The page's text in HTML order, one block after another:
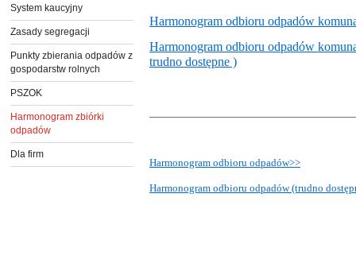
System kaucyjny
Zasady segregacji
Punkty zbierania odpadów z
gospodarstw rolnych
PSZOK
Harmonogram zbiórki
odpadów
Dla firm
Harmonogram odbioru odpadów
Harmonogram odbioru odpadów
trudno dostępne )
Harmonogram odbioru odpadów>>
Harmonogram odbioru odpadów (trudno